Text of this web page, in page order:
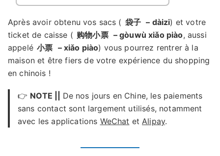
Après avoir obtenu vos sacs ( 袋子 – dàizi) et votre
ticket de caisse ( 购物小票 – gòuwù xiǎo piào, aussi
appelé 小票 – xiǎo piào) vous pourrez rentrer à la
maison et être fiers de votre expérience du shopping
en chinois !
👉 NOTE || De nos jours en Chine, les paiements
sans contact sont largement utilisés, notamment
avec les applications WeChat etAlipay.